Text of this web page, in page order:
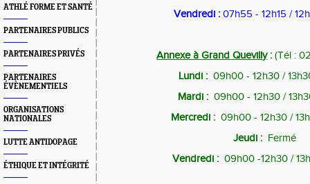
ATHLÉ FORME ET SANTÉ
PARTENAIRES PUBLICS
PARTENAIRES PRIVÉS
PARTENAIRES
ÉVÈNEMENTIELS
ORGANISATIONS
NATIONALES
LUTTE ANTIDOPAGE
ÉTHIQUE ET INTÉGRITÉ
Vendredi : 07h55 - 12h15 /
Annexe à Grand Quevilly:(Tél :
Lundi : 09h00 - 12h30 /
Mardi : 09h00 - 12h30 /
Mercredi : 09h00 - 12h30 /
Jeudi : Fermé
Vendredi : 09h00 -12h30 /